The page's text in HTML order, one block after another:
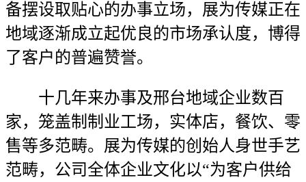
备摆设取贴心的办事立场，展为传媒正在
地域逐渐成立起优良的市场承认度，博得
了客户的普遍赞誉。
十几年来办事及邢台地域企业数百
家，笼盖制制业工场，实体店，餐饮、零
售等多范畴。展为传媒的创始人身世手艺
范畴，公司全体企业文化以“为客户供给